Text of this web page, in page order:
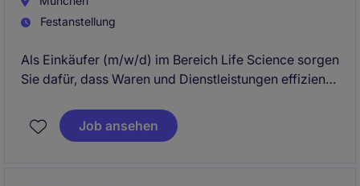
Festanstellung
Als Einkäufer (m/w/d) im Bereich Life Science sorgen
Sie dafür, dass Waren und Dienstleistungen effizient
gewährleisten. Dabei unterstützen Sie aktiv die
Einkaufsprozesse und tragen wesentlich zur
Job ansehen